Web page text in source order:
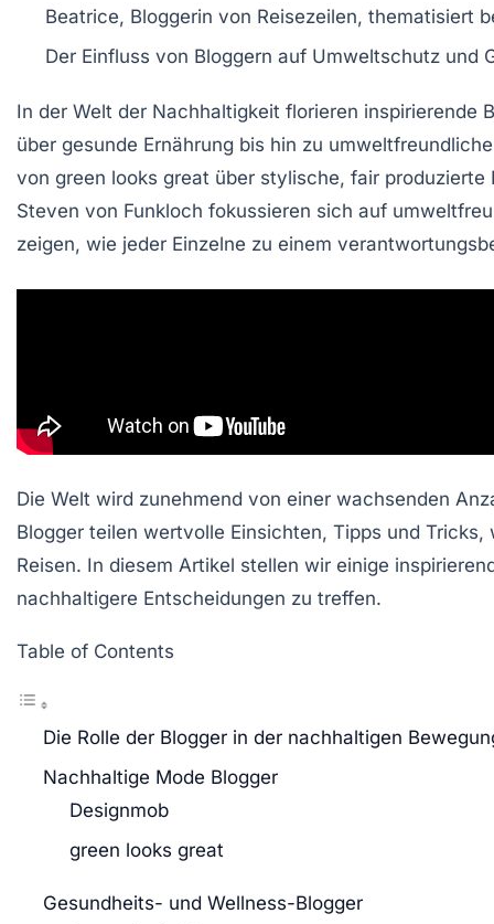
Beatrice, Bloggerin von Reisezeilen, thematisiert
Der Einfluss von Bloggern auf Umweltschutz und
In der Welt der Nachhaltigkeit florieren inspirierende
über gesunde Ernährung bis hin zu
von green looks great über stylische, fair
Steven von Funkloch fokussieren sich auf
zeigen, wie jeder Einzelne zu einem
Die Welt wird zunehmend von einer wachsenden
Blogger teilen wertvolle Einsichten, Tipps und
Reisen. In diesem Artikel stellen wir einige
nachhaltigere Entscheidungen zu treffen.
Table of Contents
Die Rolle der Blogger in der nachhaltigen
Nachhaltige Mode Blogger
Designmob
green looks great
Gesundheits- und Wellness-Blogger